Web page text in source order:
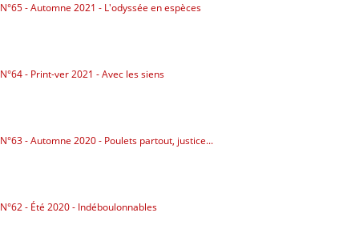
N°65 - Automne 2021 - L'odyssée en espèces
N°64 - Print-ver 2021 - Avec les siens
N°63 - Automne 2020 - Poulets partout, justice...
N°62 - Été 2020 - Indéboulonnables